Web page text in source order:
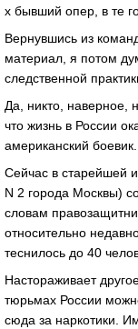
х бывший опер, в те
Вернувшись из
материал, я потом
следственной
Да, никто, наверное,
что жизнь в России
американский боевик.
Сейчас в старейшей
N 2 города Москвы)
словам
относительно
теснилось до 40
Настораживает
тюрьмах России
сюда за наркотики.